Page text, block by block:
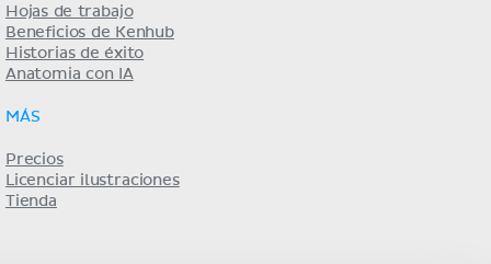
Hojas de trabajo
Beneficios de Kenhub
Historias de éxito
Anatomia con IA
MÁS
Precios
Licenciar ilustraciones
Tienda